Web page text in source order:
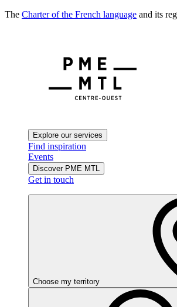
The Charter of the French language and its
Explore our services
Find inspiration
Events
Discover PME MTL
Get in touch
Choose my territory